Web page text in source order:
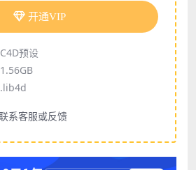
开通VIP
C4D预设
1.56GB
.lib4d
系客服或反馈